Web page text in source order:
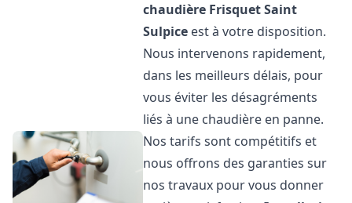
chaudière FrisquetSaint
Sulpice est à votre disposition.
Nous intervenons rapidement,
dans les meilleurs délais, pour
vous éviter les désagréments
liés à une chaudière en panne.
Nos tarifs sont compétitifs et
nous offrons des garanties sur
nos travaux pour vous donner